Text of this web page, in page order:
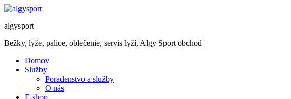
algysport
Bežky, lyže, palice, oblečenie, servis lyží, Algy Sport obchod
Domov
Služby
Poradenstvo a služby
O nás
E-shop